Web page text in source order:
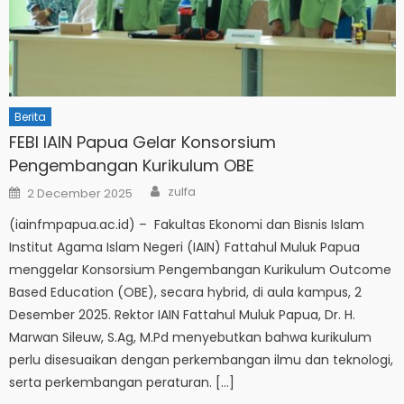
Berita
FEBI IAIN Papua Gelar Konsorsium
Pengembangan Kurikulum OBE
Posted
on
2 December 2025 Author
zulfa
(iainfmpapua.ac.id) – Fakultas Ekonomi dan Bisnis Islam
Institut Agama Islam Negeri (IAIN) Fattahul Muluk Papua
menggelar Konsorsium Pengembangan Kurikulum Outcome
Based Education (OBE), secara hybrid, di aula kampus, 2
Desember 2025. Rektor IAIN Fattahul Muluk Papua, Dr. H.
Marwan Sileuw, S.Ag, M.Pd menyebutkan bahwa kurikulum
perlu disesuaikan dengan perkembangan ilmu dan teknologi,
serta perkembangan peraturan. […]